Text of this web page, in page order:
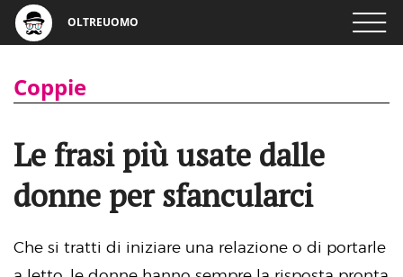
OLTREUOMO
Coppie
Le frasi più usate dalle
donne per sfancularci
Che si tratti di iniziare una relazione o di portarle